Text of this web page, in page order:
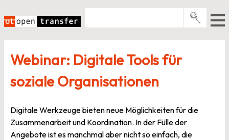
Inhalt
springen
Events
E-Books
News
Webinar: Digitale Tools für
soziale Organisationen
Digitale Werkzeuge bieten neue Möglichkeiten für die
Zusammenarbeit und Koordination. In der Fülle der
Angebote ist es manchmal aber nicht so einfach, die